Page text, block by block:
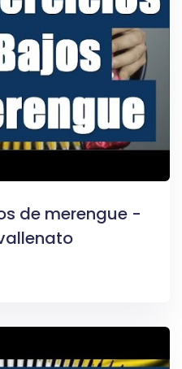
de merengue -